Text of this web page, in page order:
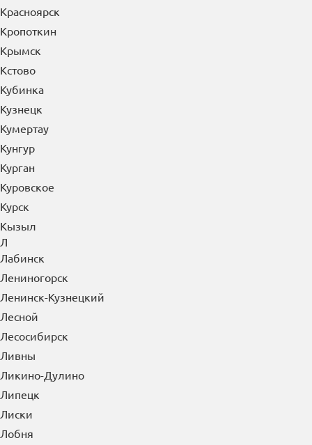
Красноярск
Кропоткин
Крымск
Кстово
Кубинка
Кузнецк
Кумертау
Кунгур
Курган
Куровское
Курск
Кызыл
Л
Лабинск
Лениногорск
Ленинск-Кузнецкий
Лесной
Лесосибирск
Ливны
Ликино-Дулино
Липецк
Лиски
Лобня